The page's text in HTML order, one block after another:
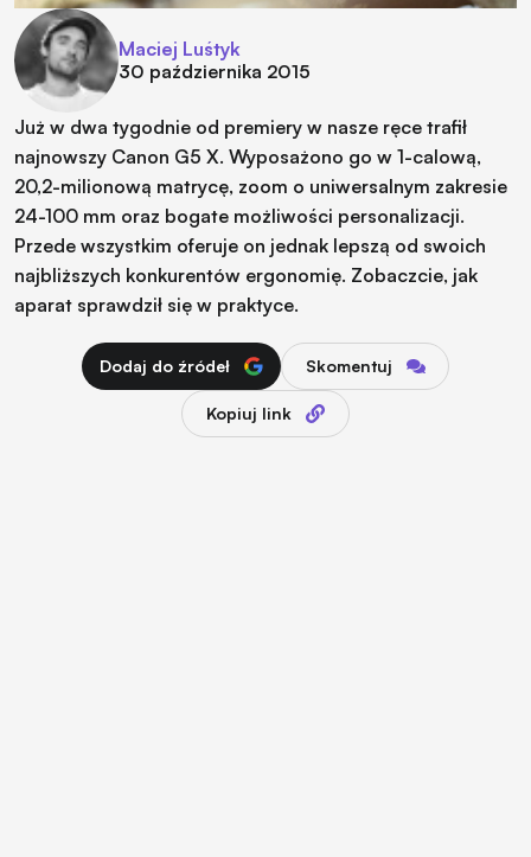
Maciej Luśtyk
30 października 2015
Już w dwa tygodnie od premiery w nasze ręce trafił
najnowszy Canon G5 X. Wyposażono go w 1-calową,
20,2-milionową matrycę, zoom o uniwersalnym zakresie
24-100 mm oraz bogate możliwości personalizacji.
Przede wszystkim oferuje on jednak lepszą od swoich
najbliższych konkurentów ergonomię. Zobaczcie, jak
aparat sprawdził się w praktyce.
Dodaj do źródeł Skomentuj
Kopiuj link